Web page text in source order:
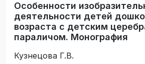
Особенности
деятельности детей
возраста с детским
параличом. Монография
Кузнецова Г.В.